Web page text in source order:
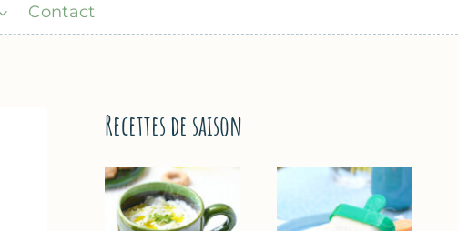
Contact
Recettes de saison